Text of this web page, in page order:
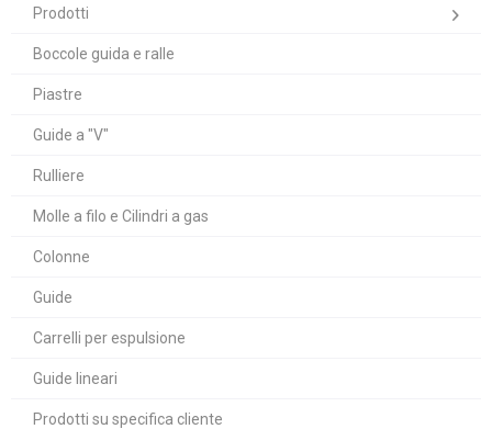
Prodotti
Boccole guida e ralle
Piastre
Guide a "V"
Rulliere
Molle a filo e Cilindri a gas
Colonne
Guide
Carrelli per espulsione
Guide lineari
Prodotti su specifica cliente